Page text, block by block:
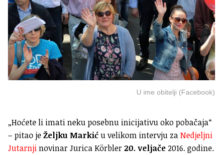
U ime obitelji (Facebook)
„Hoćete li imati neku posebnu inicijativu oko pobačaja“
– pitao jeŽeljku Markiću velikom intervju zaNedjeljni
Jutarnjinovinar Jurica Körbler 20. veljače 2016. godine.